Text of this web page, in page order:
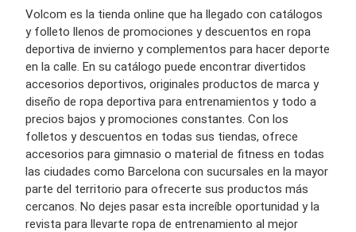
Volcom es la tienda online que ha llegado con catálogos
y folleto llenos de promociones y descuentos en ropa
deportiva de invierno y complementos para hacer deporte
en la calle. En su catálogo puede encontrar divertidos
accesorios deportivos, originales productos de marca y
diseño de ropa deportiva para entrenamientos y todo a
precios bajos y promociones constantes. Con los
folletos y descuentos en todas sus tiendas, ofrece
accesorios para gimnasio o material de fitness en todas
las ciudades como Barcelona con sucursales en la mayor
parte del territorio para ofrecerte sus productos más
cercanos. No dejes pasar esta increíble oportunidad y la
revista para llevarte ropa de entrenamiento al mejor